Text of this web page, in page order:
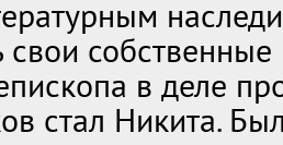
свои
в деле
стал Никита.